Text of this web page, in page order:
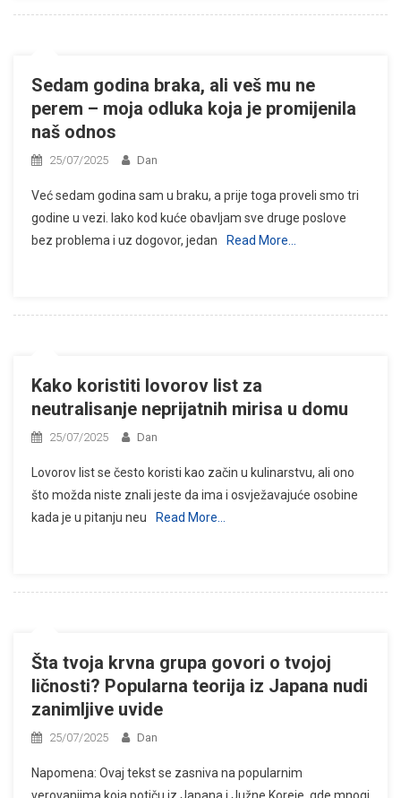
Sedam godina braka, ali veš mu ne
perem – moja odluka koja je promijenila
naš odnos
25/07/2025 Dan
Već sedam godina sam u braku, a prije toga proveli smo tri
godine u vezi. Iako kod kuće obavljam sve druge poslove
bez problema i uz dogovor, jedan
Read More…
Kako koristiti lovorov list za
neutralisanje neprijatnih mirisa u domu
25/07/2025 Dan
Lovorov list se često koristi kao začin u kulinarstvu, ali ono
što možda niste znali jeste da ima i osvježavajuće osobine
kada je u pitanju neu
Read More…
Šta tvoja krvna grupa govori o tvojoj
ličnosti? Popularna teorija iz Japana nudi
zanimljive uvide
25/07/2025 Dan
Napomena: Ovaj tekst se zasniva na popularnim